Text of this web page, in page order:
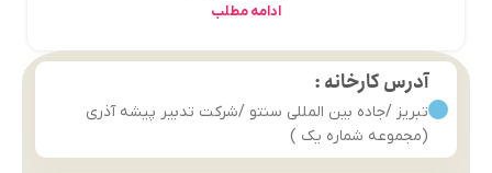
ادامه مطلب
آدرس کارخانه :
تبریز /جاده بین المللی سنتو /شرکت تدبیر پیشه آذری
(مجموعه شماره یک )